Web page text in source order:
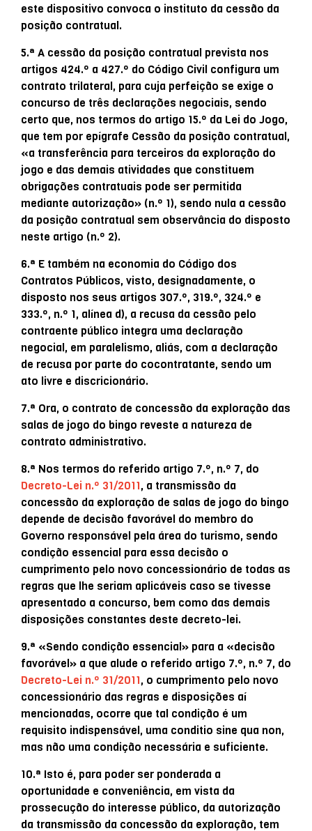
este dispositivo convoca o instituto da cessão da
posição contratual.
5.ª A cessão da posição contratual prevista nos
artigos 424.º a 427.º do Código Civil configura um
contrato trilateral, para cuja perfeição se exige o
concurso de três declarações negociais, sendo
certo que, nos termos do artigo 15.º da Lei do Jogo,
que tem por epígrafe Cessão da posição contratual,
«a transferência para terceiros da exploração do
jogo e das demais atividades que constituem
obrigações contratuais pode ser permitida
mediante autorização» (n.º 1), sendo nula a cessão
da posição contratual sem observância do disposto
neste artigo (n.º 2).
6.ª E também na economia do Código dos
Contratos Públicos, visto, designadamente, o
disposto nos seus artigos 307.º, 319.º, 324.º e
333.º, n.º 1, alínea d), a recusa da cessão pelo
contraente público integra uma declaração
negocial, em paralelismo, aliás, com a declaração
de recusa por parte do cocontratante, sendo um
ato livre e discricionário.
7.ª Ora, o contrato de concessão da exploração das
salas de jogo do bingo reveste a natureza de
contrato administrativo.
8.ª Nos termos do referido artigo 7.º, n.º 7, do
Decreto-Lei n.º 31/2011, a transmissão da
concessão da exploração de salas de jogo do bingo
depende de decisão favorável do membro do
Governo responsável pela área do turismo, sendo
condição essencial para essa decisão o
cumprimento pelo novo concessionário de todas as
regras que lhe seriam aplicáveis caso se tivesse
apresentado a concurso, bem como das demais
disposições constantes deste decreto-lei.
9.ª «Sendo condição essencial» para a «decisão
favorável» a que alude o referido artigo 7.º, n.º 7, do
Decreto-Lei n.º 31/2011, o cumprimento pelo novo
concessionário das regras e disposições aí
mencionadas, ocorre que tal condição é um
requisito indispensável, uma conditio sine qua non,
mas não uma condição necessária e suficiente.
10.ª Isto é, para poder ser ponderada a
oportunidade e conveniência, em vista da
prossecução do interesse público, da autorização
da transmissão da concessão da exploração, tem